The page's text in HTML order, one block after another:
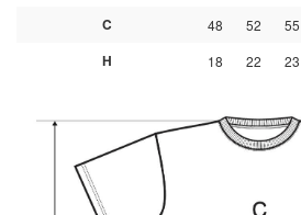
C 48 52 55
H 18 22 23